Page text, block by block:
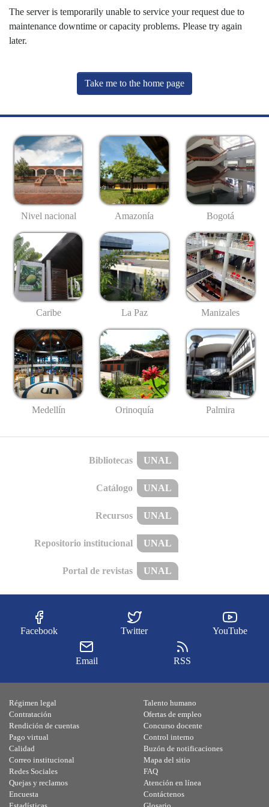
The server is temporarily unable to service your request due to
maintenance downtime or capacity problems. Please try again
later.
Take me to the home page
Nivel nacional Amazonía Bogotá
Caribe La Paz Manizales
Medellín Orinoquía Palmira
Bibliotecas UNAL
Catálogo UNAL
Recursos UNAL
Repositorio institucional UNAL
Portal de revistas UNAL
Facebook Twitter YouTube
Email RSS
Régimen legal
Contratación
Rendición de cuentas
Pago virtual
Calidad
Talento humano
Ofertas de empleo
Concurso docente
Control interno
Buzón de notificaciones
Correo institucional
Redes Sociales
Quejas y reclamos
Encuesta
Mapa del sitio
FAQ
Atención en línea
Contáctenos